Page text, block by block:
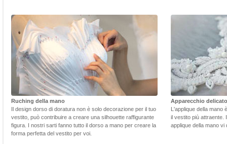
Ruching della mano
Il design dorso di doratura non è solo decorazione per il tuo
vestito, può contribuire a creare una silhouette raffigurante
figura. I nostri sarti fanno tutto il dorso a mano per creare la
forma perfetta del vestito per voi.
Apparecchio delicato
L'applique della mano
il vestito più attraente.
applique della mano